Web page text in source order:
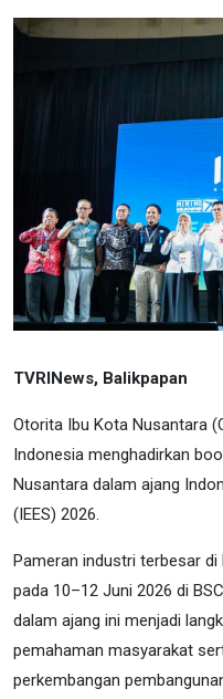
TVRINews, Balikpapan
Otorita Ibu Kota Nusantara
Indonesia menghadirkan
Nusantara dalam ajang
(IEES) 2026.
Pameran industri terbesar
pada 10–12 Juni 2026 di
dalam ajang ini menjadi
pemahaman masyarakat
perkembangan